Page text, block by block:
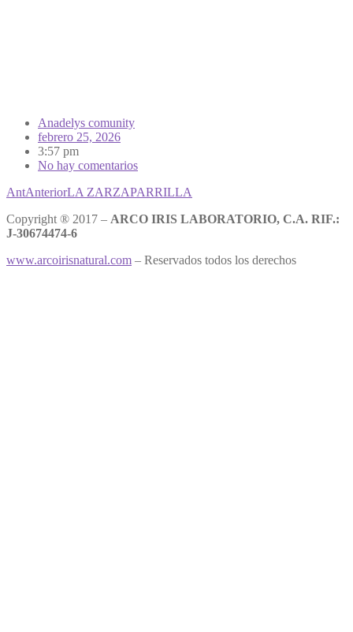
Anadelys comunity
febrero 25, 2026
3:57 pm
No hay comentarios
AntAnteriorLA ZARZAPARRILLA
Copyright ® 2017 – ARCO IRIS LABORATORIO, C.A. RIF.:
J-30674474-6
www.arcoirisnatural.com – Reservados todos los derechos